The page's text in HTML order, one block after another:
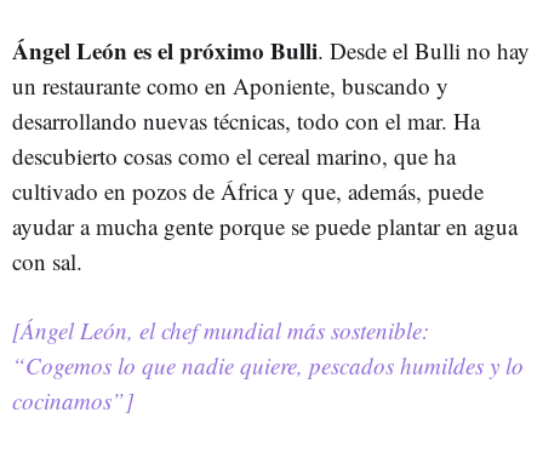
Ángel León es el próximo Bulli. Desde el Bulli no hay
un restaurante como en Aponiente, buscando y
desarrollando nuevas técnicas, todo con el mar. Ha
descubierto cosas como el cereal marino, que ha
cultivado en pozos de África y que, además, puede
ayudar a mucha gente porque se puede plantar en agua
con sal.
[Ángel León, el chef mundial más sostenible:
“Cogemos lo que nadie quiere, pescados humildes y lo
cocinamos”]